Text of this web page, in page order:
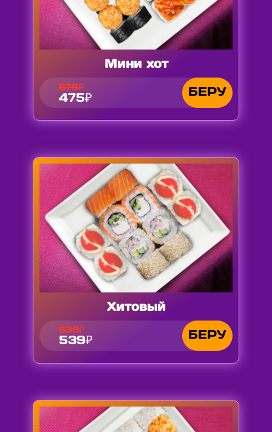
Мини хот
675₽
475₽ БЕРУ
Хитовый
639₽
539₽ БЕРУ